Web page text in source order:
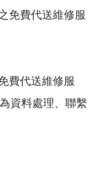
免費代送維修服
費代送維修服
資料處理、聯繫